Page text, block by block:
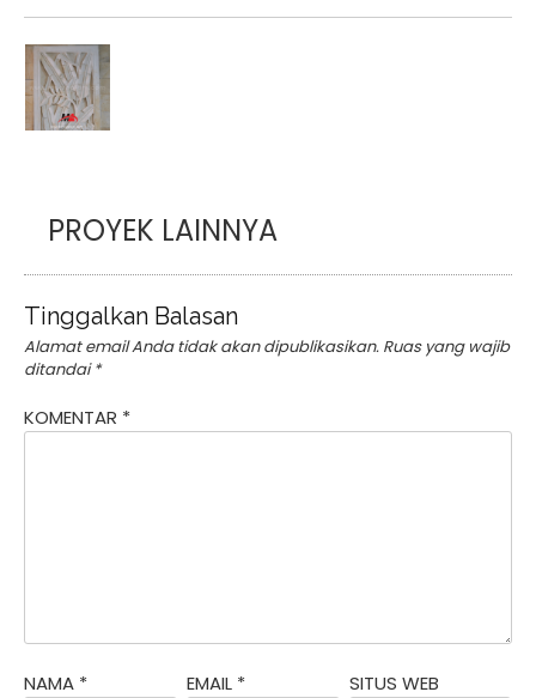
PROYEK LAINNYA
Tinggalkan Balasan
Alamat email Anda tidak akan dipublikasikan. Ruas yang wajib
ditandai*
KOMENTAR *
NAMA * EMAIL * SITUS WEB